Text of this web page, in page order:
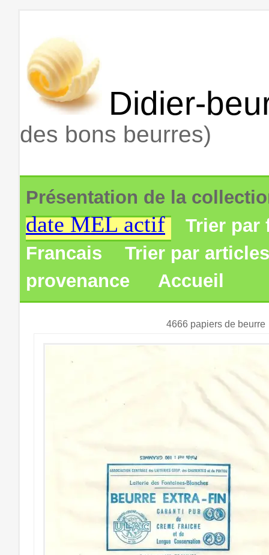
Didier-
des bons beurres)
Présentation de la
date MEL actif
Trier par
Francais
Trier par
provenance
Accueil
4666 papiers de beurre